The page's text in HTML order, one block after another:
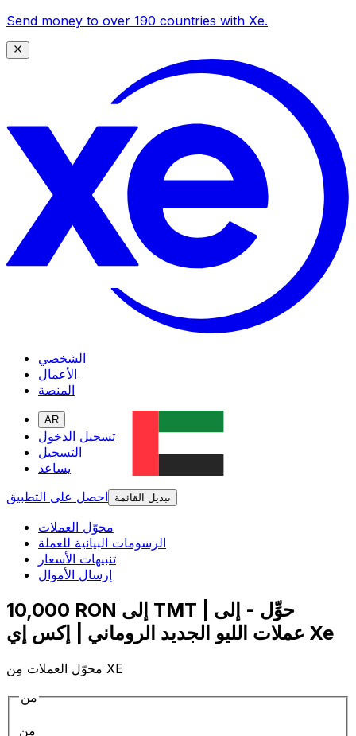
Send money to over 190 countries with Xe.
الشخصي
الأعمال
المنصة
AR
تسجيل الدخول
التسجيل
يساعد
احصل على التطبيق
تبديل القائمة
محوّل العملات
الرسومات البيانية للعملة
تنبيهات الأسعار
إرسال الأموال
10,000 RON إلى TMT | حوِّل - إلى
عملات الليو الجديد الروماني | إكس إي Xe
محوّل العملات مِن XE
من
من